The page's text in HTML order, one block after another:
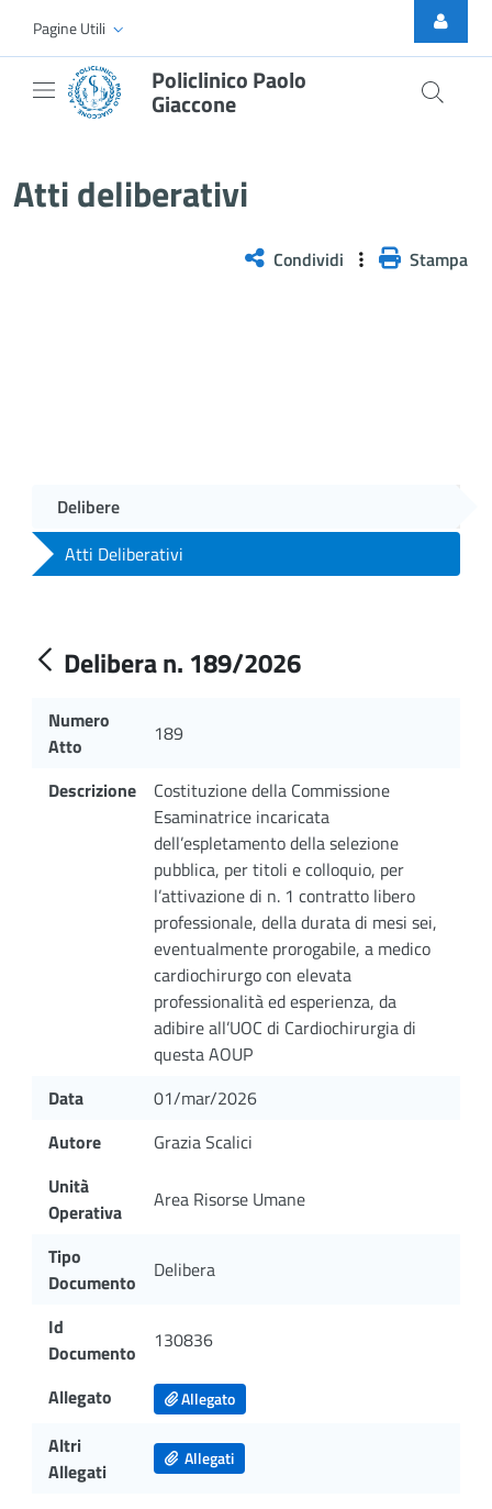
Skip to Main Content
Pagine Utili
Policlinico Paolo
Giaccone
Atti deliberativi
Condividi Stampa
Delibere
Atti Deliberativi
Delibera n. 189/2026
Numero
Atto
189
Descrizione
Costituzione della Commissione
Esaminatrice incaricata
dell’espletamento della selezione
pubblica, per titoli e colloquio, per
l’attivazione di n. 1 contratto libero
professionale, della durata di mesi sei,
eventualmente prorogabile, a medico
cardiochirurgo con elevata
professionalità ed esperienza, da
adibire all’UOC di Cardiochirurgia di
questa AOUP
Data
01/mar/2026
Autore
Grazia Scalici
Unità
Operativa
Area Risorse Umane
Tipo
Documento
Delibera
Id
Documento
130836
Allegato Allegato
Altri
Allegati
Allegati